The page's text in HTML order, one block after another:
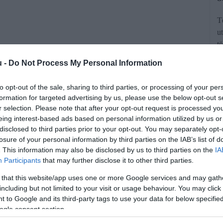
- Do Not Process My Personal Information
opt-out of the sale, sharing to third parties, or processing of your
for targeted advertising by us, please use the below opt-out
selection. Please note that after your opt-out request is processed
interest-based ads based on personal information utilized by us
to third parties prior to your opt-out. You may separately
of your personal information by third parties on the IAB’s list of
This information may also be disclosed by us to third parties on the
Participants that may further disclose it to other third parties.
that this website/app uses one or more Google services and may
but not limited to your visit or usage behaviour. You may
to Google and its third-party tags to use your data for below
consent section.
az Államadósság Kezelő Központ új
lakossági állampapírok, valamint
Magyar Állampapír) jelenleg futó
a központ.